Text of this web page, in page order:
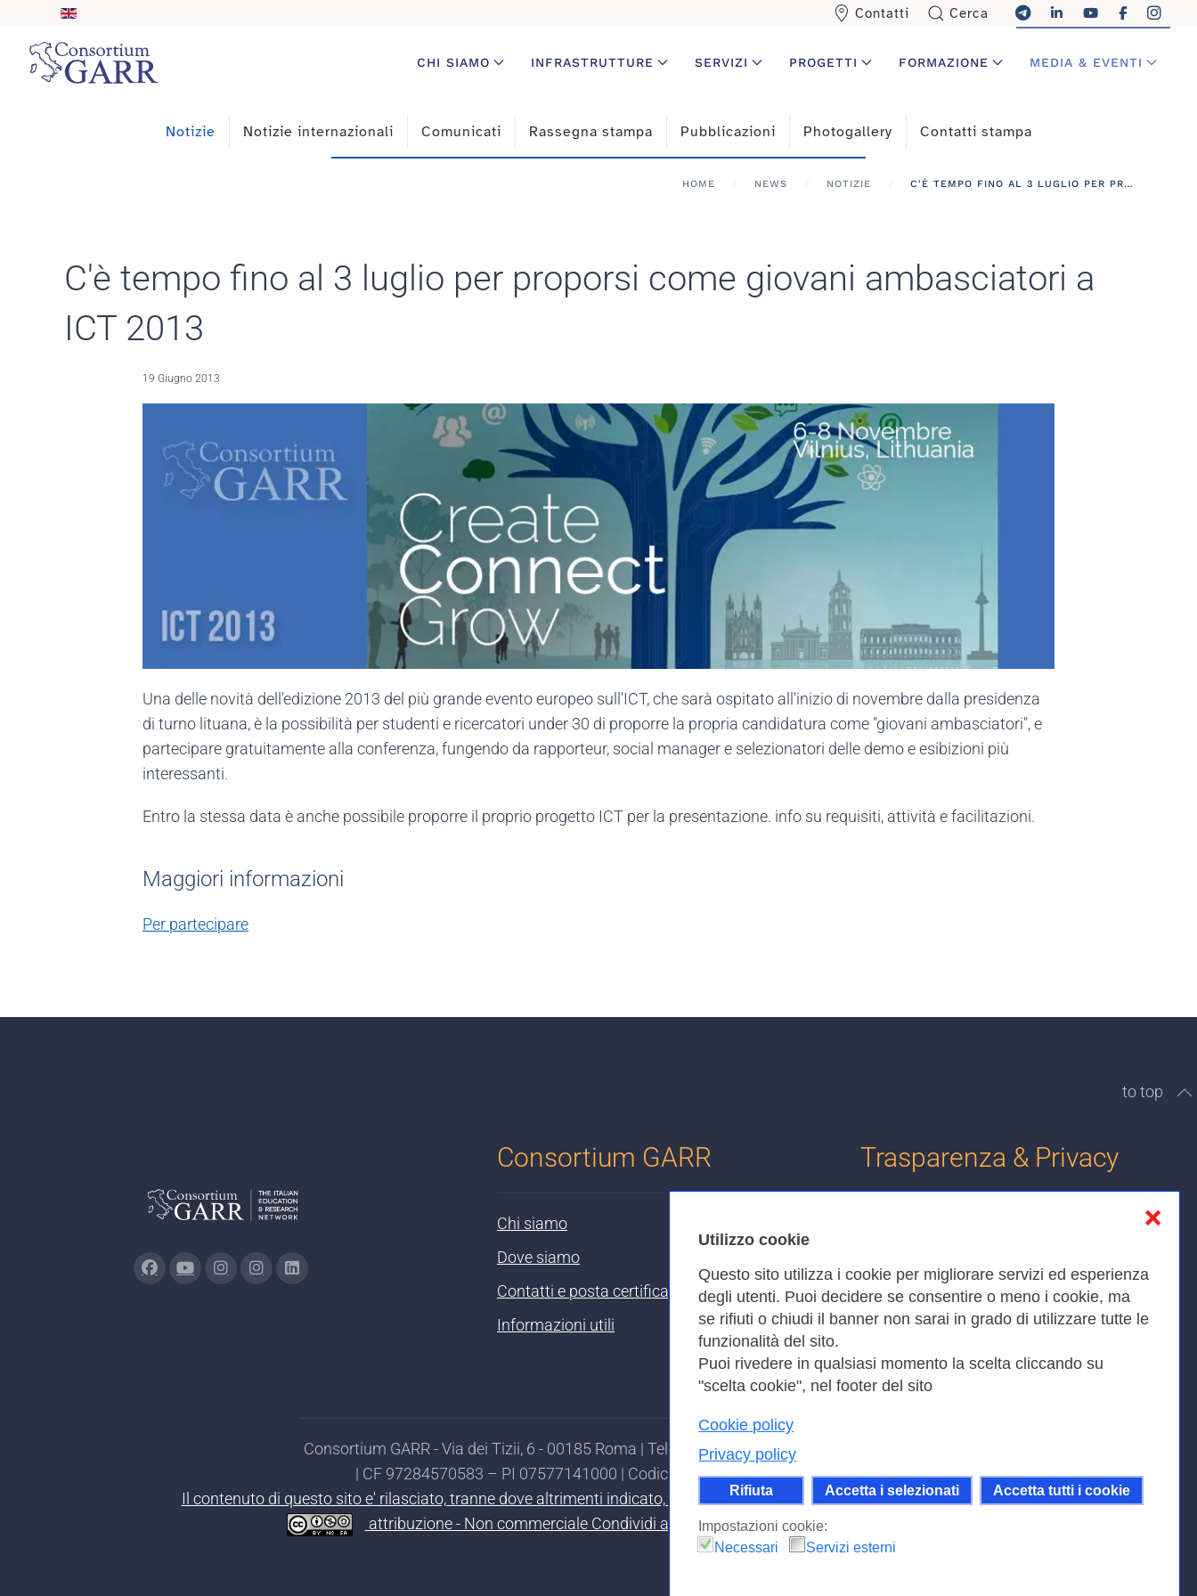
Utilizzo cookie
Questo sito utilizza i cookie per migliorare servizi ed esperienza
degli utenti. Puoi decidere se consentire o meno i cookie, ma
se rifiuti o chiudi il banner non sarai in grado di utilizzare tutte le
funzionalità del sito.
Puoi rivedere in qualsiasi momento la scelta cliccando su
"scelta cookie", nel footer del sito
Cookie policy
Privacy policy
Rifiuta Accetta i selezionati Accetta tutti i cookie
❌
Impostazioni cookie:
Necessari
Servizi esterni
Skip to main content
Contatti Cerca
CHI SIAMO INFRASTRUTTURE SERVIZI PROGETTI FORMAZIONE MEDIA & EVENTI
Notizie Notizie internazionali Comunicati Rassegna stampa Pubblicazioni Photogallery Contatti stampa
HOME NEWS NOTIZIE C'È TEMPO FINO AL 3 LUGLIO PER PROPORSI COME GIOVANI AMBASCIATORI A ICT 2013
C'è tempo fino al 3 luglio per proporsi come giovani ambasciatori a
ICT 2013
19 Giugno 2013
Una delle novità dell'edizione 2013 del più grande evento europeo sull'ICT, che sarà ospitato all'inizio di novembre dalla presidenza
di turno lituana, è la possibilità per studenti e ricercatori under 30 di proporre la propria candidatura come "giovani ambasciatori", e
partecipare gratuitamente alla conferenza, fungendo da rapporteur, social manager e selezionatori delle demo e esibizioni più
interessanti.
Entro la stessa data è anche possibile proporre il proprio progetto ICT per la presentazione. info su requisiti, attività e facilitazioni.
Maggiori informazioni
Per partecipare
to top
Consortium GARR
Chi siamo
Dove siamo
Contatti e posta certificata
Informazioni utili
Trasparenza & Privacy
Amministrazione trasparente
Bandi di Gara
Consortium GARR - Via dei Tizii, 6 - 00185 Roma | Tel. 0649622000 - Fax 0649622044
| CF 97284570583 – PI 07577141000 | Codice Destinatario 7EU9KEU |
Il contenuto di questo sito e' rilasciato, tranne dove altrimenti indicato, secondo i termini della licenza Creative Commons
attribuzione - Non commerciale Condividi allo stesso modo 4.0 Internazionale.